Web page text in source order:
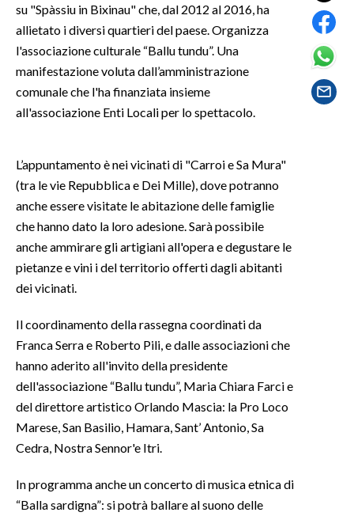
ALTRI SPORT
CULTURA
SPETTACOLI
SALUTE
SARDEGNA TURISMO
SARDI NEL MONDO
NOTIZIE
EVENTI
#CARAUNIONE
3 MINUTI CON
INSULARITÀ
INFO AZIENDE
ANNUNCI
su "Spàssiu in Bixinau" che, dal 2012 al 2016, ha
allietato i diversi quartieri del paese. Organizza
l'associazione culturale “Ballu tundu”. Una
manifestazione voluta dall’amministrazione
comunale che l'ha finanziata insieme
all'associazione Enti Locali per lo spettacolo.
L’appuntamento è nei vicinati di "Carroi e Sa Mura"
(tra le vie Repubblica e Dei Mille), dove potranno
anche essere visitate le abitazione delle famiglie
che hanno dato la loro adesione. Sarà possibile
anche ammirare gli artigiani all'opera e degustare le
pietanze e vini i del territorio offerti dagli abitanti
dei vicinati.
Il coordinamento della rassegna coordinati da
Franca Serra e Roberto Pili, e dalle associazioni che
hanno aderito all'invito della presidente
dell'associazione “Ballu tundu”, Maria Chiara Farci e
del direttore artistico Orlando Mascia: la Pro Loco
Marese, San Basilio, Hamara, Sant’ Antonio, Sa
Cedra, Nostra Sennor'e Itri.
In programma anche un concerto di musica etnica di
“Balla sardigna”: si potrà ballare al suono delle